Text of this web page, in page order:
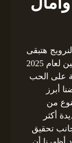
هتبقى
أسهل مما تتخيل وفق أحدث القوانين لعام 2025
على الحب
أبرز
من
أكثر
تحقيق